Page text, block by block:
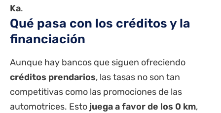
Ka.
Qué pasa con los créditos y la
financiación
Aunque hay bancos que siguen ofreciendo
créditos prendarios, las tasas no son tan
competitivas como las promociones de las
automotrices. Esto juega a favor de los 0 km,